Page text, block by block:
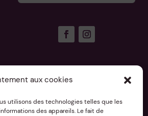
aux cookies
utilisons des technologies telles que les
des appareils. Le fait de